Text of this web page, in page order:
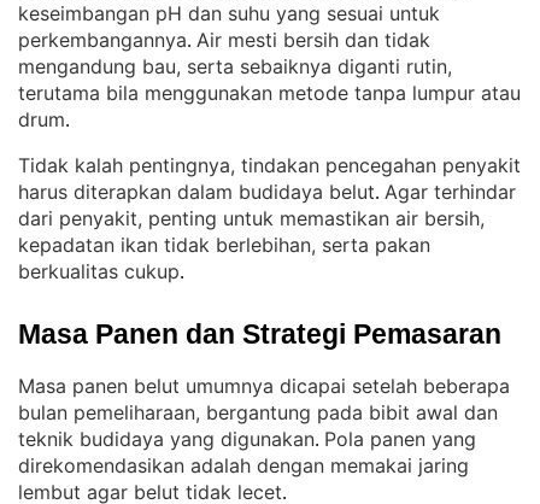
keseimbangan pH dan suhu yang sesuai untuk
perkembangannya. Air mesti bersih dan tidak
mengandung bau, serta sebaiknya diganti rutin,
terutama bila menggunakan metode tanpa lumpur atau
drum.
Tidak kalah pentingnya, tindakan pencegahan penyakit
harus diterapkan dalam budidaya belut. Agar terhindar
dari penyakit, penting untuk memastikan air bersih,
kepadatan ikan tidak berlebihan, serta pakan
berkualitas cukup.
Masa Panen dan Strategi Pemasaran
Masa panen belut umumnya dicapai setelah beberapa
bulan pemeliharaan, bergantung pada bibit awal dan
teknik budidaya yang digunakan. Pola panen yang
direkomendasikan adalah dengan memakai jaring
lembut agar belut tidak lecet.